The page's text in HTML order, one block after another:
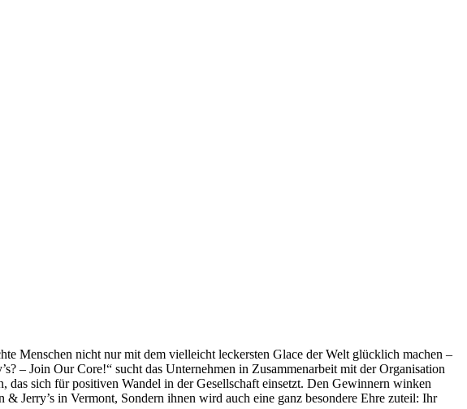
Menschen nicht nur mit dem vielleicht leckersten Glace der Welt glücklich machen –
– Join Our Core!“ sucht das Unternehmen in Zusammenarbeit mit der Organisation
sich für positiven Wandel in der Gesellschaft einsetzt. Den Gewinnern winken
Jerry’s in Vermont, Sondern ihnen wird auch eine ganz besondere Ehre zuteil: Ihr